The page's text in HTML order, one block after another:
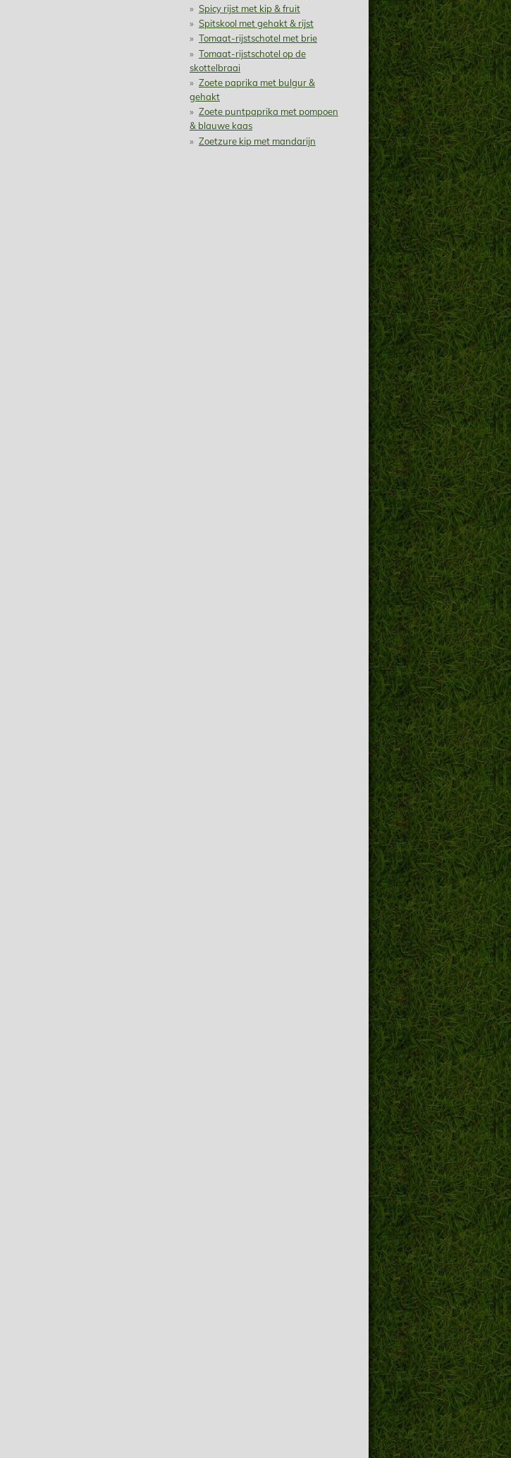
Spicy rijst met kip & fruit
Spitskool met gehakt & rijst
Tomaat-rijstschotel met brie
Tomaat-rijstschotel op de
skottelbraai
Zoete paprika met bulgur &
gehakt
Zoete puntpaprika met pompoen
& blauwe kaas
Zoetzure kip met mandarijn